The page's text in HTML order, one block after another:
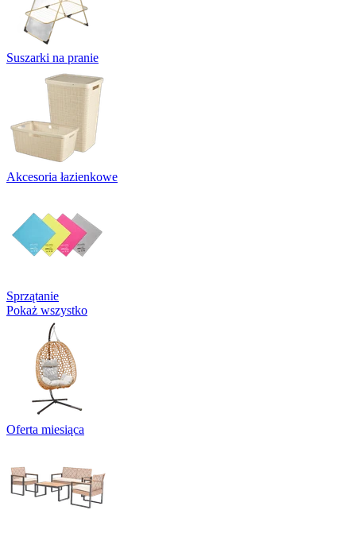
Suszarki na pranie
Akcesoria łazienkowe
Sprzątanie
Pokaż wszystko
Oferta miesiąca